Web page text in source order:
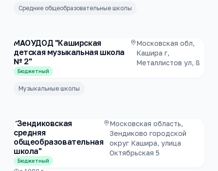
Средние общеобразовательные школы
МАОУДОД "Каширская
детская музыкальная школа
№ 2"
Бюджетный
Московская обл,
Кашира г,
Металлистов ул, 8
Музыкальные школы
"Зендиковская
средняя
общеобразовательная
школа"
Бюджетный
Московская область,
Зендиково городской
округ Кашира, улица
Октябрьская 5